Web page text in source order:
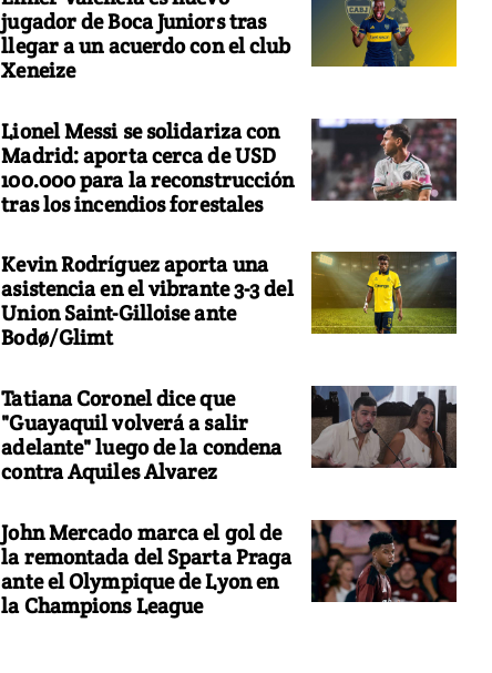
jugador de Boca Juniors tras
llegar a un acuerdo con el club
Xeneize
Lionel Messi se solidariza con
Madrid: aporta cerca de USD
100.000 para la reconstrucción
tras los incendios forestales
Kevin Rodríguez aporta una
asistencia en el vibrante 3-3 del
Union Saint-Gilloise ante
Bodø/Glimt
Tatiana Coronel dice que
"Guayaquil volverá a salir
adelante" luego de la condena
contra Aquiles Alvarez
John Mercado marca el gol de
la remontada del Sparta Praga
ante el Olympique de Lyon en
la Champions League